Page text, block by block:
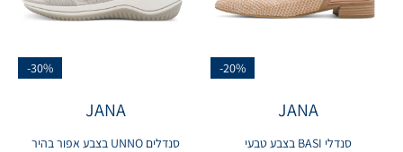
-20%
JANA
סנדלי BASI בצבע טבעי
-30%
JANA
סנדלים UNNO בצבע אפור בהיר